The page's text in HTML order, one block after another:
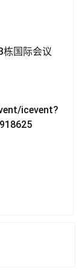
栋国际会议
icevent?